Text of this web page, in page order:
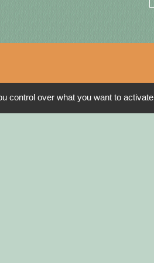
control over what you want to activate